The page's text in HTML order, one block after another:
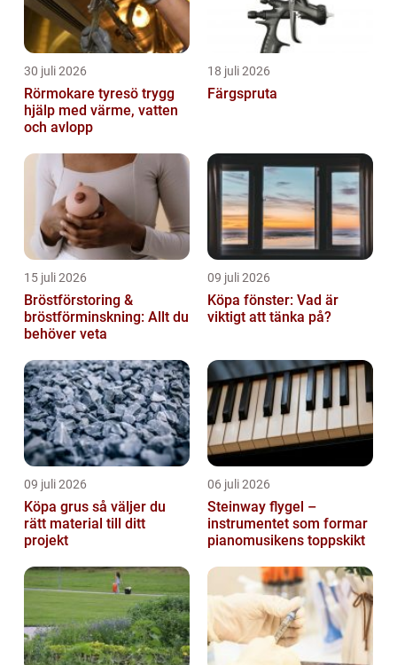
30 juli 2026
Rörmokare tyresö trygg
hjälp med värme, vatten
och avlopp
18 juli 2026
Färgspruta
15 juli 2026
Bröstförstoring &
bröstförminskning: Allt du
behöver veta
09 juli 2026
Köpa fönster: Vad är
viktigt att tänka på?
09 juli 2026
Köpa grus så väljer du
rätt material till ditt
projekt
06 juli 2026
Steinway flygel –
instrumentet som formar
pianomusikens toppskikt